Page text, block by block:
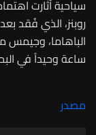
سياحية أثارت
روبنز، الذي فُقد
ساعة وحيداً في
مصدر